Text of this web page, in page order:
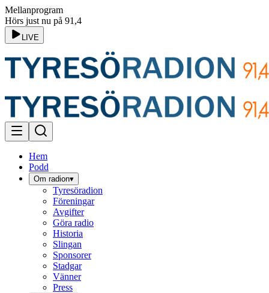
Mellanprogram
Hörs just nu på 91,4
LIVE
Hem
Podd
Om radion▾
Tyresöradion
Föreningar
Avgifter
Göra radio
Historia
Slingan
Sponsorer
Stadgar
Vänner
Press